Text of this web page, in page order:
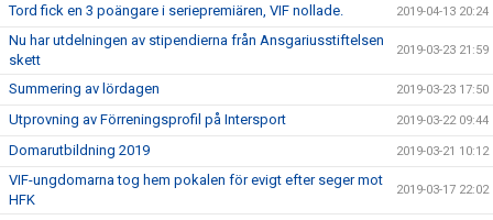
Tord fick en 3 poängare i seriepremiären, VIF nollade. 2019-04-13 20:24
Nu har utdelningen av stipendierna från Ansgariusstiftelsen
skett
2019-03-23 21:59
Summering av lördagen 2019-03-23 17:50
Utprovning av Förreningsprofil på Intersport 2019-03-22 09:44
Domarutbildning 2019 2019-03-21 10:12
VIF-ungdomarna tog hem pokalen för evigt efter seger mot
HFK
2019-03-17 22:02